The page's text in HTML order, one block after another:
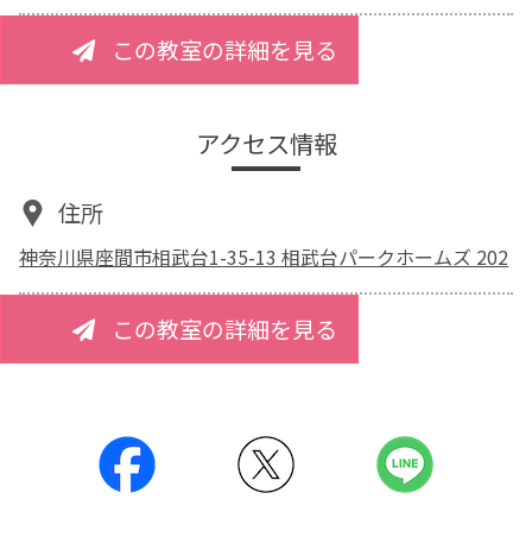
この教室の詳細を見る
アクセス情報
住所
神奈川県座間市相武台1-35-13 相武台パークホームズ 202
この教室の詳細を見る